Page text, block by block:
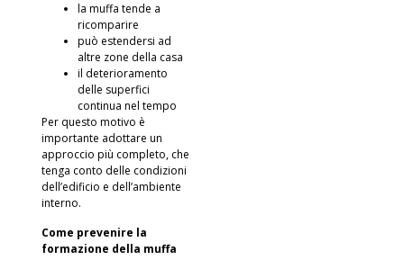
la muffa tende a
ricomparire
può estendersi ad
altre zone della casa
il deterioramento
delle superfici
continua nel tempo
Per questo motivo è
importante adottare un
approccio più completo, che
tenga conto delle condizioni
dell’edificio e dell’ambiente
interno.
Come prevenire la
formazione della muffa